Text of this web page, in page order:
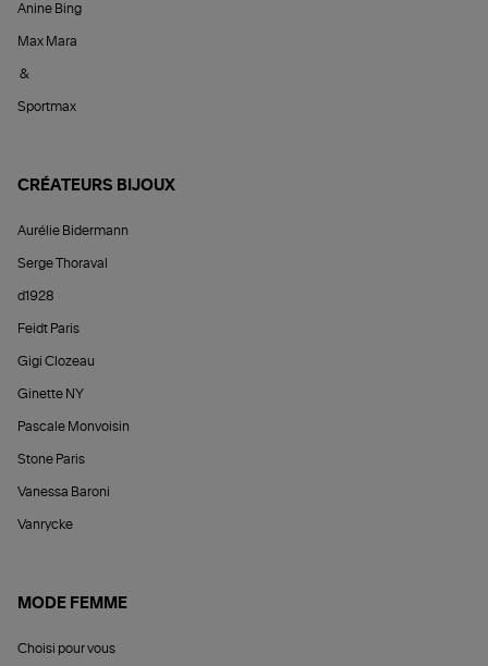
Anine Bing
Max Mara
&
Sportmax
CRÉATEURS BIJOUX
Aurélie Bidermann
Serge Thoraval
d1928
Feidt Paris
Gigi Clozeau
Ginette NY
Pascale Monvoisin
Stone Paris
Vanessa Baroni
Vanrycke
MODE FEMME
Choisi pour vous